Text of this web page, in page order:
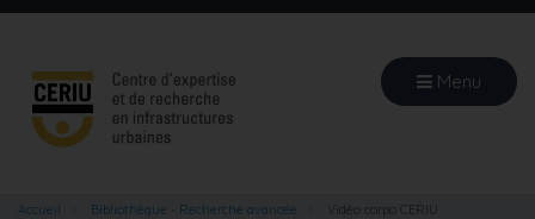
Aller
principal
Menu
Accueil Bibliothèque - Recherche avancée Vidéo corpo CERIU